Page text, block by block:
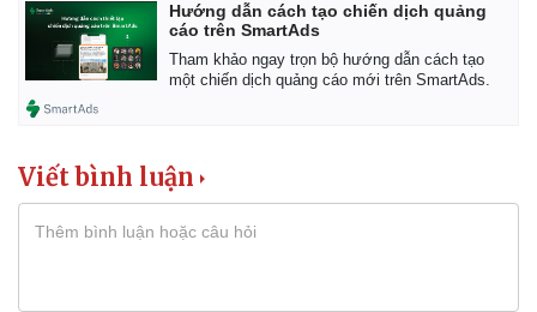
Hướng dẫn cách tạo chiến dịch quảng
cáo trên SmartAds
Tham khảo ngay trọn bộ hướng dẫn cách tạo
một chiến dịch quảng cáo mới trên SmartAds.
Viết bình luận